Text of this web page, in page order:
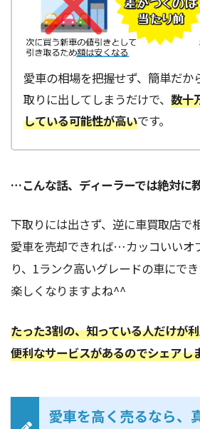
愛車の相場を把握せず、簡単だか
取りに出してしまうだけで、数十
している可能性が高いです。
…こんな話、ディーラーでは絶対に
下取りには出さず、逆に車買取店で
愛車を売却できれば…カッコいいオ
り、1ランク高いグレードの車にで
楽しくなりますよね^^
たった3割の、知っている人だけが
便利なサービスがあるのでシェアし
愛車を高く売るなら、